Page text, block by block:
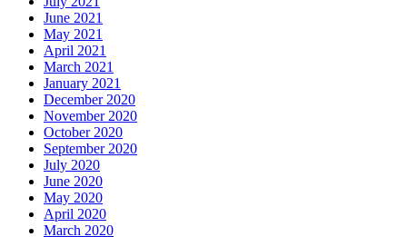
June 2021
May 2021
April 2021
March 2021
January 2021
December 2020
November 2020
October 2020
September 2020
July 2020
June 2020
May 2020
April 2020
March 2020